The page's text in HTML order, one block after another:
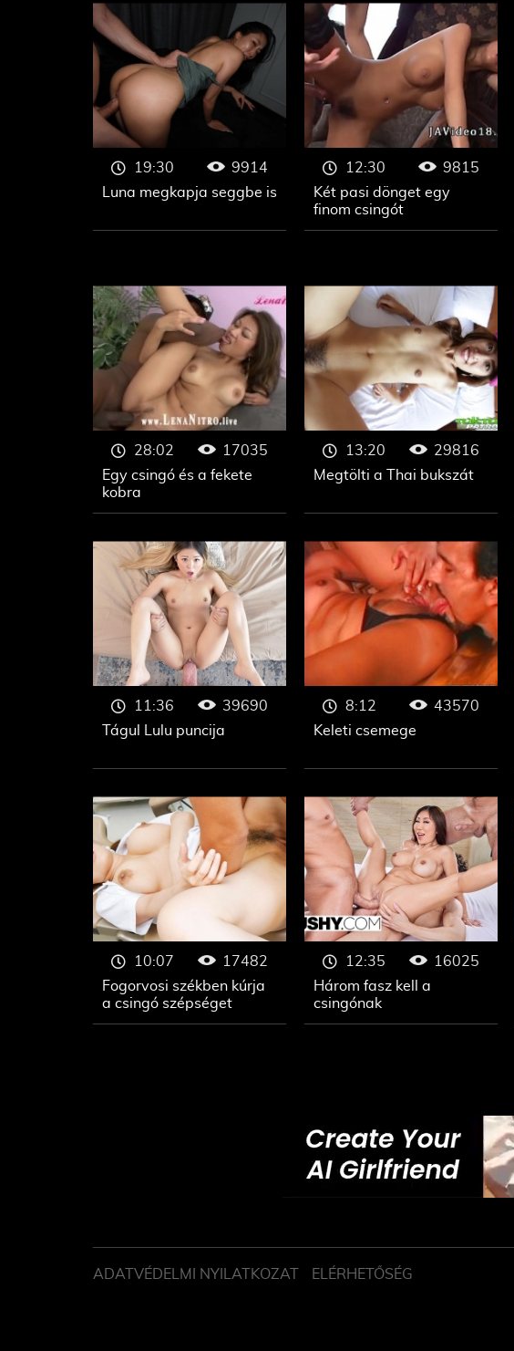
Luna megkapja seggbe is
19:30
9914
Két pasi dönget egy
finom csingót
12:30
9815
Egy csingó és a fekete
kobra
28:02
17035
Megtölti a Thai bukszát
13:20
29816
Tágul Lulu puncija
11:36
39690
Keleti csemege
8:12
43570
Fogorvosi székben kúrja
a csingó szépséget
10:07
17482
Három fasz kell a
csingónak
12:35
16025
ADATVÉDELMI NYILATKOZAT ELÉRHETŐSÉG